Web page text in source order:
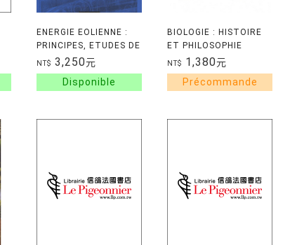
ENERGIE EOLIENNE :
PRINCIPES, ETUDES DE
CAS
NT$ 3,250元
BIOLOGIE : HISTOIRE
ET PHILOSOPHIE
NT$ 1,380元